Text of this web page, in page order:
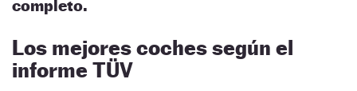
completo.
Los mejores coches según el
informe TÜV